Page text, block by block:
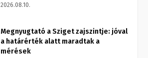
2026.08.10.
Megnyugtató a Sziget zajszintje: jóval
a határérték alatt maradtak a
mérések